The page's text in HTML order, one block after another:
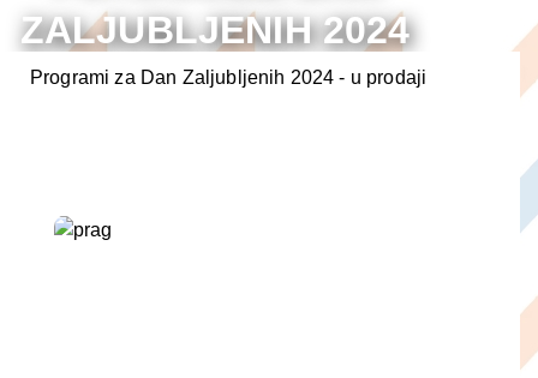
ZALJUBLJENIH 2024
ARANŽMANI
Programi za Dan Zaljubljenih 2024 - u prodaji